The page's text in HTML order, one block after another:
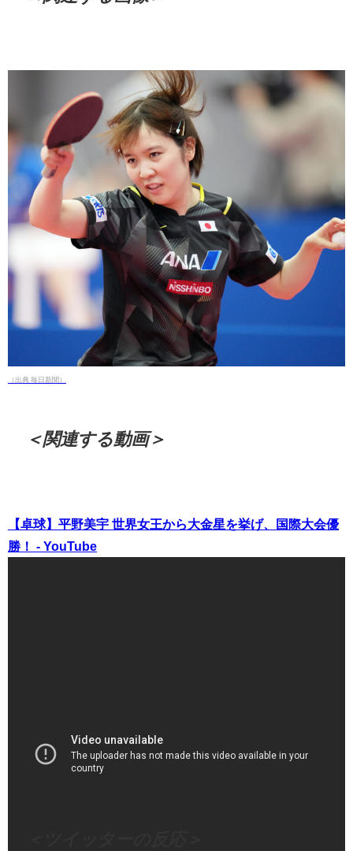
（出典 毎日新聞）
＜関連する動画＞
【卓球】平野美宇 世界女王から大金星を挙げ、国際大会優
勝！ - YouTube